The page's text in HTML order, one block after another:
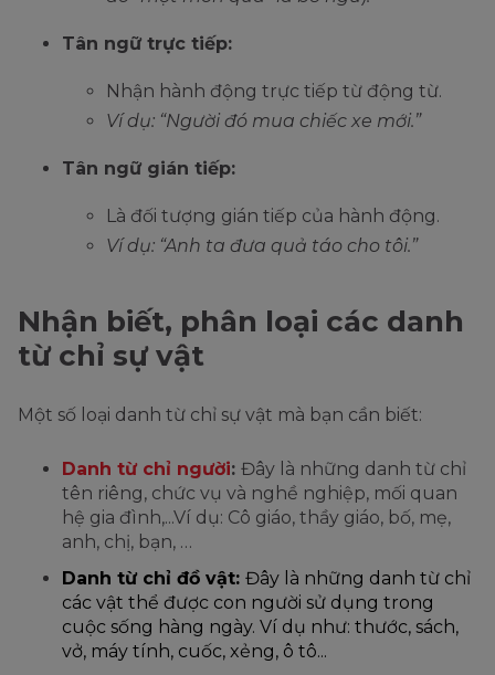
Tân ngữ trực tiếp:
Nhận hành động trực tiếp từ động từ.
Ví dụ: “Người đó mua chiếc xe mới.”
Tân ngữ gián tiếp:
Là đối tượng gián tiếp của hành động.
Ví dụ: “Anh ta đưa quả táo cho tôi.”
Nhận biết, phân loại các danh
từ chỉ sự vật
Một số loại danh từ chỉ sự vật mà bạn cần biết:
Danh từ chỉ người: Đây là những danh từ chỉ
tên riêng, chức vụ và nghề nghiệp, mối quan
hệ gia đình,...Ví dụ: Cô giáo, thầy giáo, bố, mẹ,
anh, chị, bạn, …
Danh từ chỉ đồ vật: Đây là những danh từ chỉ
các vật thể được con người sử dụng trong
cuộc sống hàng ngày. Ví dụ như: thước, sách,
vở, máy tính, cuốc, xẻng, ô tô...